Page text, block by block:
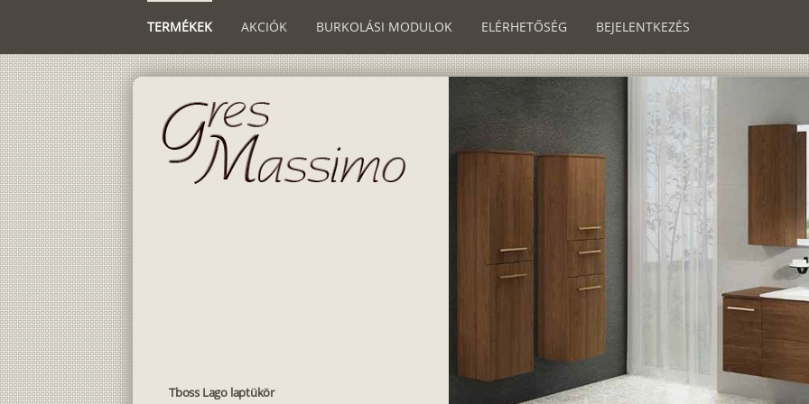
TERMÉKEK AKCIÓK BURKOLÁSI MODULOK ELÉRHETŐSÉG BEJELENTKEZÉS
Tboss Lago laptükör